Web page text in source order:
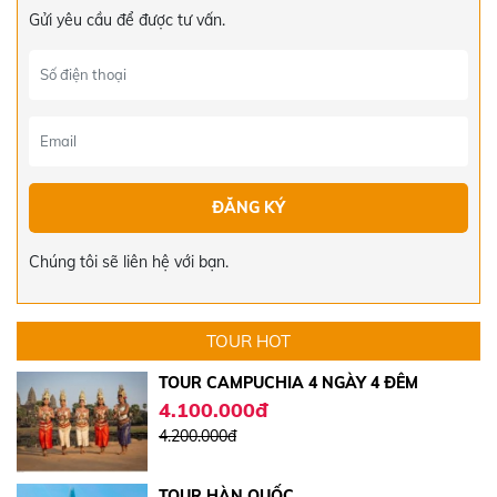
Gửi yêu cầu để được tư vấn.
Chúng tôi sẽ liên hệ với bạn.
TOUR HOT
5.550.000đ
TOUR HÀN QUỐC 4 NGÀY 4 ĐÊM
17.000.000đ
4.100.000đ
4.200.000đ
TOUR HÀN QUỐC